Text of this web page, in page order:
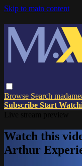
Skip to main content
Browse Search
Subscribe Start
Watch this
Arthur